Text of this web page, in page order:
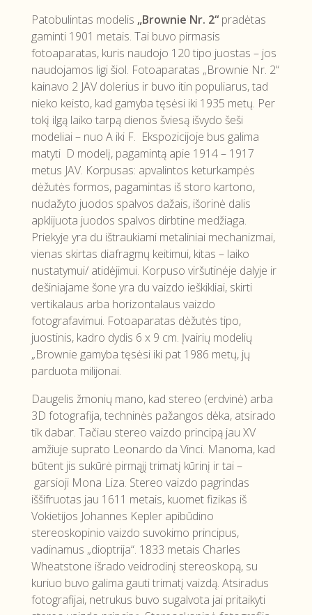
Patobulintas modelis „Brownie Nr. 2“ pradėtas
gaminti 1901 metais. Tai buvo pirmasis
fotoaparatas, kuris naudojo 120 tipo juostas – jos
naudojamos ligi šiol. Fotoaparatas „Brownie Nr. 2“
kainavo 2 JAV dolerius ir buvo itin populiarus, tad
nieko keisto, kad gamyba tęsėsi iki 1935 metų. Per
tokį ilgą laiko tarpą dienos šviesą išvydo šeši
modeliai – nuo A iki F. Ekspozicijoje bus galima
matyti D modelį, pagamintą apie 1914 – 1917
metus JAV. Korpusas: apvalintos keturkampės
dėžutės formos, pagamintas iš storo kartono,
nudažyto juodos spalvos dažais, išorinė dalis
apklijuota juodos spalvos dirbtine medžiaga.
Priekyje yra du ištraukiami metaliniai mechanizmai,
vienas skirtas diafragmų keitimui, kitas – laiko
nustatymui/ atidėjimui. Korpuso viršutinėje dalyje ir
dešiniajame šone yra du vaizdo ieškikliai, skirti
vertikalaus arba horizontalaus vaizdo
fotografavimui. Fotoaparatas dėžutės tipo,
juostinis, kadro dydis 6 x 9 cm. Įvairių modelių
„Brownie gamyba tęsėsi iki pat 1986 metų, jų
parduota milijonai.
Daugelis žmonių mano, kad stereo (erdvinė) arba
3D fotografija, techninės pažangos dėka, atsirado
tik dabar. Tačiau stereo vaizdo principą jau XV
amžiuje suprato Leonardo da Vinci. Manoma, kad
būtent jis sukūrė pirmąjį trimatį kūrinį ir tai –
garsioji Mona Liza. Stereo vaizdo pagrindas
iššifruotas jau 1611 metais, kuomet fizikas iš
Vokietijos Johannes Kepler apibūdino
stereoskopinio vaizdo suvokimo principus,
vadinamus „dioptrija“. 1833 metais Charles
Wheatstone išrado veidrodinį stereoskopą, su
kuriuo buvo galima gauti trimatį vaizdą. Atsiradus
fotografijai, netrukus buvo sugalvota jai pritaikyti